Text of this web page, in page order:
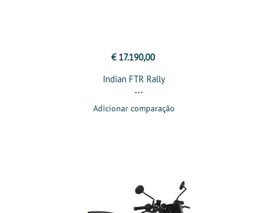
€ 17.190,00
Indian FTR Rally
Adicionar comparação